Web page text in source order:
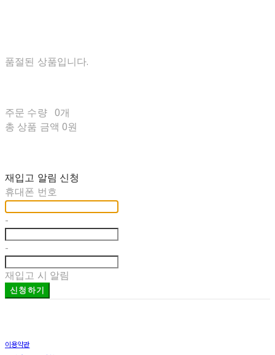
품절된 상품입니다.
주문 수량 0개
총 상품 금액 0원
재입고 알림 신청
휴대폰 번호
-
-
재입고 시 알림
신청하기
이용약관